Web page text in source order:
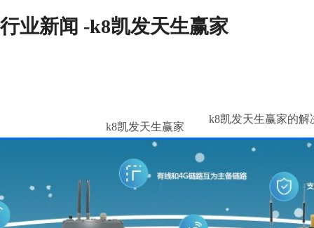
行业新闻 -k8凯发天生赢家
k8凯发天生赢家
k8凯发天生赢家的解